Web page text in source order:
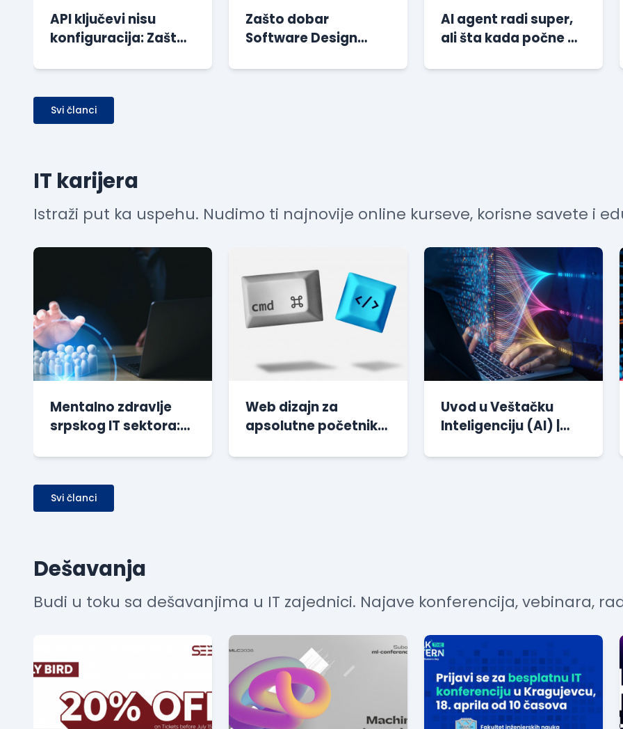
API ključevi nisu
konfiguracija: Zašto
promenimo način na
koji gr...
Zašto dobar
Software Design
uštedi godine
AI agent radi super,
ali šta kada počne da
bez ijedne greš...
Svi članci
IT karijera
Istraži put ka uspehu. Nudimo ti najnovije online kurseve, korisne savete i
Mentalno zdravlje
srpskog IT sektora:
istraživanja
Web dizajn za
apsolutne početnike:
Besplatan kurs
Uvod u Veštačku
Inteligenciju (AI) |
Svi članci
Dešavanja
Budi u toku sa dešavanjima u IT zajednici. Najave konferencija, vebinara,